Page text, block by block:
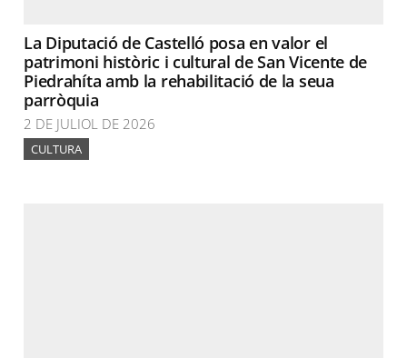
La Diputació de Castelló posa en valor el
patrimoni històric i cultural de San Vicente de
Piedrahíta amb la rehabilitació de la seua
parròquia
2 DE JULIOL DE 2026
CULTURA